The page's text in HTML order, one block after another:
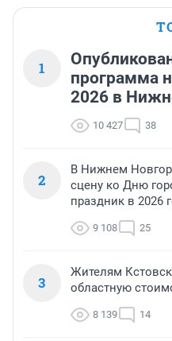
1
программа
2026 в
10 427 38
2
В Нижнем
сцену ко Дню
праздник в 2026
9 108 25
3
Жителям
областную
8 139 14